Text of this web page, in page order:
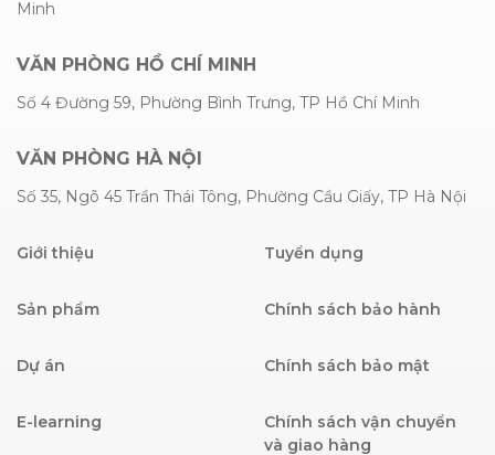
Minh
VĂN PHÒNG HỒ CHÍ MINH
Số 4 Đường 59, Phường Bình Trưng, TP Hồ Chí Minh
VĂN PHÒNG HÀ NỘI
Số 35, Ngõ 45 Trần Thái Tông, Phường Cầu Giấy, TP Hà Nội
Giới thiệu
Sản phẩm
Dự án
E-learning
Tuyển dụng
Chính sách bảo hành
Chính sách bảo mật
Chính sách vận chuyển
và giao hàng